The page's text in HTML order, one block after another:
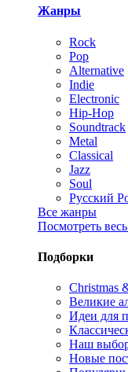
Жанры
Rock
Pop
Alternative
Indie
Electronic
Hip-Hop
Soundtrack
Metal
Classical
Jazz
Soul
Русский
Все жанры
Посмотреть
Подборки
Christmas
Великие
Идеи для
Наш
Новые